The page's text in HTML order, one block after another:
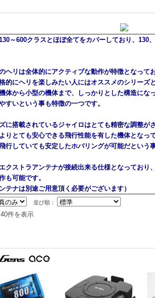
～600クラスとほぼ全てをカバーしており、130
ヘリは全体的にアクティブな動作が特徴となって
的にヘリを楽しみたい人にはオススメのシリーズ
体から小型の機体まで、しっかりとした構造にな
すいという事も特徴の一つです。
に搭載されているジャイロはとても精密な調整が
りとても安心できる飛行性能を有した機体となって
行していても安定したホバリングが可能だという
クストラアンテナが接続出来る仕様となってお
も可能です。
テナは別途ご用意頂く必要がございます）
並び順：
件を表示